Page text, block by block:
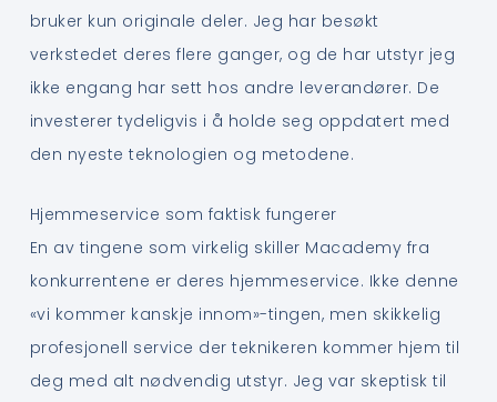
bruker kun originale deler. Jeg har besøkt
verkstedet deres flere ganger, og de har utstyr jeg
ikke engang har sett hos andre leverandører. De
investerer tydeligvis i å holde seg oppdatert med
den nyeste teknologien og metodene.
Hjemmeservice som faktisk fungerer
En av tingene som virkelig skiller Macademy fra
konkurrentene er deres hjemmeservice. Ikke denne
«vi kommer kanskje innom»-tingen, men skikkelig
profesjonell service der teknikeren kommer hjem til
deg med alt nødvendig utstyr. Jeg var skeptisk til